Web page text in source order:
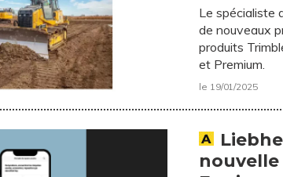
Le spécialiste
de nouveaux
produits
et Premium.
le 19/01/2025